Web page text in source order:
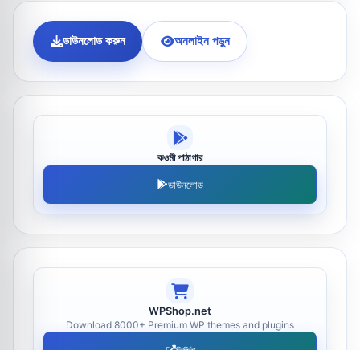
ডাউনলোড করুন অনলাইন পড়ুন
কওমী পাঠাগার
ডাউনলোড
WPShop.net
Download 8000+ Premium WP themes and plugins